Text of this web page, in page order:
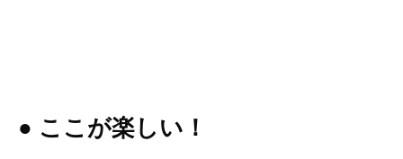
● ここが楽しい！